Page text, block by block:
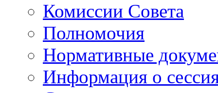
Комиссии Совета
Полномочия
Нормативные
Информация о